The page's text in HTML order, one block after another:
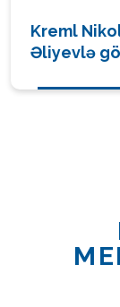
Kreml
Əliyevlə